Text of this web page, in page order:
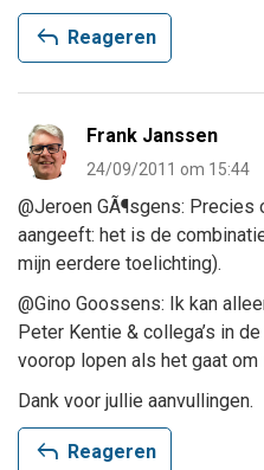
reply Reageren
Frank Janssen
24/09/2011 om 15:44
@Jeroen GÃ¶sgens:
aangeeft: het is de
mijn eerdere toelichting).
@Gino Goossens: Ik kan
Peter Kentie & collega’s in
voorop lopen als het gaat om
Dank voor jullie aanvullingen.
reply Reageren